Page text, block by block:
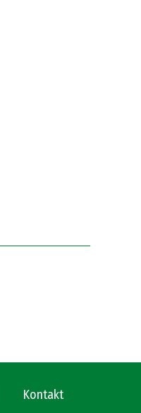
Kontakt